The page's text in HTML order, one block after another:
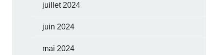
juillet 2024
juin 2024
mai 2024